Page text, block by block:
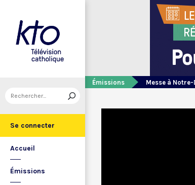
Se connecter
Accueil
Émissions
Émissions Messe à